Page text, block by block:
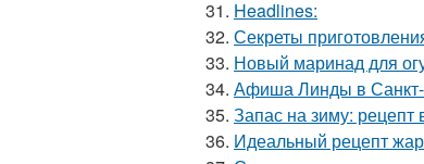
31. Headlines:
32. Секреты
33. Новый маринад для
34. Афиша Линды в Санкт-
35. Запас на зиму: рецепт
36. Идеальный рецепт